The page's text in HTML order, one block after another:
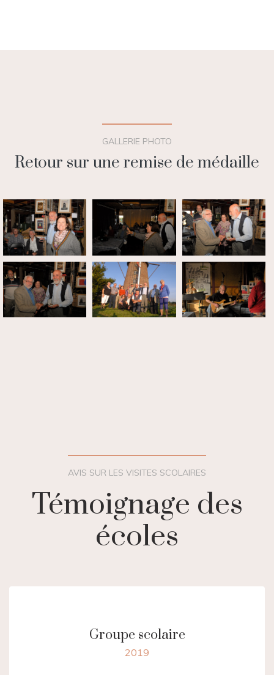
GALLERIE PHOTO
Retour sur une remise de médaille
AVIS SUR LES VISITES SCOLAIRES
Témoignage des
écoles
Groupe scolaire
2019